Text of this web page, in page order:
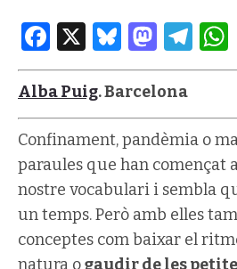
Facebook
X Bluesky
Alba Puig. Barcelona
Confinament, pandèmia o
paraules que han començat
nostre vocabulari i sembla
un temps. Però amb elles
conceptes com baixar el
natura ogaudir de les